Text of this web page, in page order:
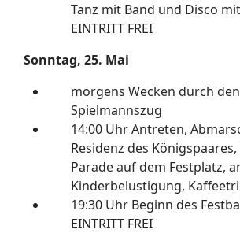
Tanz mit Band und Disco mit
EINTRITT FREI
Sonntag, 25. Mai
morgens Wecken durch den
Spielmannszug
14:00 Uhr Antreten,
Residenz des
Parade auf dem Festplatz,
Kinderbelustigung,
19:30 Uhr Beginn des
EINTRITT FREI